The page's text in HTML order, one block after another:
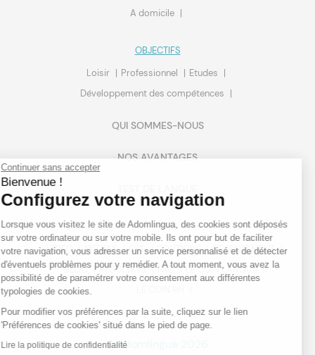
Continuer sans accepter
Bienvenue !
Configurez votre navigation
Lorsque vous visitez le site de Adomlingua, des cookies sont déposés
sur votre ordinateur ou sur votre mobile. Ils ont pour but de faciliter
votre navigation, vous adresser un service personnalisé et de détecter
d'éventuels problèmes pour y remédier. A tout moment, vous avez la
possibilité de de paramétrer votre consentement aux différentes
typologies de cookies.
Pour modifier vos préférences par la suite, cliquez sur le lien
'Préférences de cookies' situé dans le pied de page.
Lire la politique de confidentialité
A domicile
OBJECTIFS
Loisir
Professionnel
Etudes
Développement des compétences
QUI SOMMES-NOUS
NOS AVANTAGES
VIDÉO MÉDIAS CPF BOUTIQUE
RECRUTEMENT
BLOG
RÉSULTATS FAQ
LE COIN LANGUE
©Adomlingua 2026